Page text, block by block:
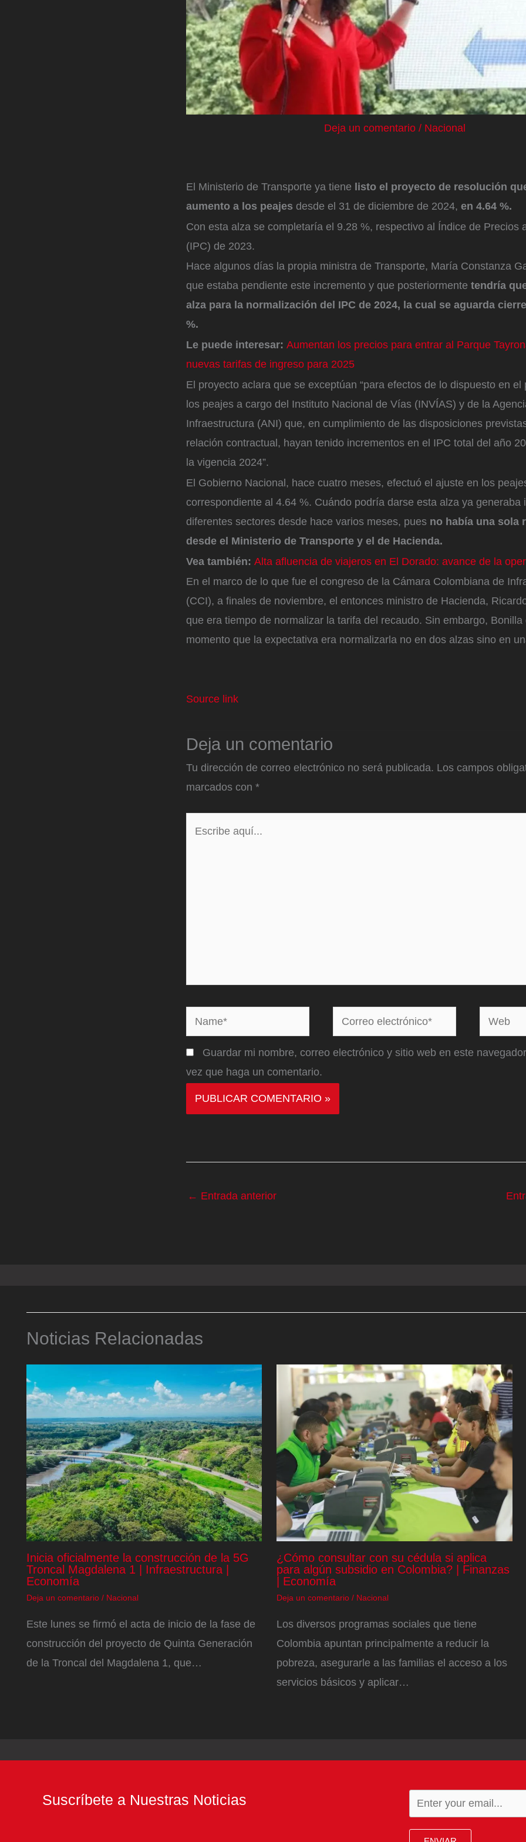
Deja un comentario / Nacional
El Ministerio de Transporte ya tiene listo el proyecto de resolución
aumento a los peajes desde el 31 de diciembre de 2024, en 4.64 %.
Con esta alza se completaría el 9.28 %, respectivo al Índice de Precios
(IPC) de 2023.
Hace algunos días la propia ministra de Transporte, María Constanza
que estaba pendiente este incremento y que posteriormente tendría
alza para la normalización del IPC de 2024, la cual se aguarda
%.
Le puede interesar: Aumentan los precios para entrar al Parque
nuevas tarifas de ingreso para 2025
El proyecto aclara que se exceptúan “para efectos de lo dispuesto en el
los peajes a cargo del Instituto Nacional de Vías (INVÍAS) y de la
Infraestructura (ANI) que, en cumplimiento de las disposiciones
relación contractual, hayan tenido incrementos en el IPC total del año
la vigencia 2024”.
El Gobierno Nacional, hace cuatro meses, efectuó el ajuste en los
correspondiente al 4.64 %. Cuándo podría darse esta alza ya generaba
diferentes sectores desde hace varios meses, pues no había una sola
desde el Ministerio de Transporte y el de Hacienda.
Vea también: Alta afluencia de viajeros en El Dorado: avance de la
En el marco de lo que fue el congreso de la Cámara Colombiana de
(CCI), a finales de noviembre, el entonces ministro de Hacienda,
que era tiempo de normalizar la tarifa del recaudo. Sin embargo, Bonilla
momento que la expectativa era normalizarla no en dos alzas sino en
Source link
Deja un comentario
Tu dirección de correo electrónico no será publicada. Los campos
marcados con *
Name*
Correo
electrónico*
Web
Guardar mi nombre, correo electrónico y sitio web en este
vez que haga un comentario.
← Entrada anterior
Noticias Relacionadas
Inicia oficialmente la construcción de la 5G
Troncal Magdalena 1 | Infraestructura |
Economía
Deja un comentario / Nacional
Este lunes se firmó el acta de inicio de la fase de
construcción del proyecto de Quinta Generación
de la Troncal del Magdalena 1, que…
¿Cómo consultar con su cédula si aplica
para algún subsidio en Colombia? | Finanzas
| Economía
Deja un comentario / Nacional
Los diversos programas sociales que tiene
Colombia apuntan principalmente a reducir la
pobreza, asegurarle a las familias el acceso a los
servicios básicos y aplicar…
Suscríbete a Nuestras Noticias